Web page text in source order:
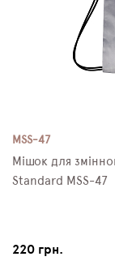
MSS-47
Мішок для
Standard MSS-47
220 грн.